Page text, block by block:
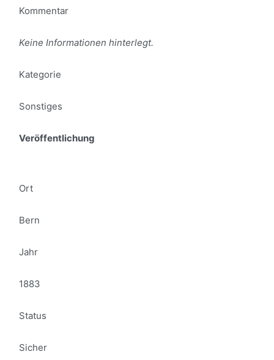
Kommentar
Keine Informationen hinterlegt.
Kategorie
Sonstiges
Veröffentlichung
Ort
Bern
Jahr
1883
Status
Sicher